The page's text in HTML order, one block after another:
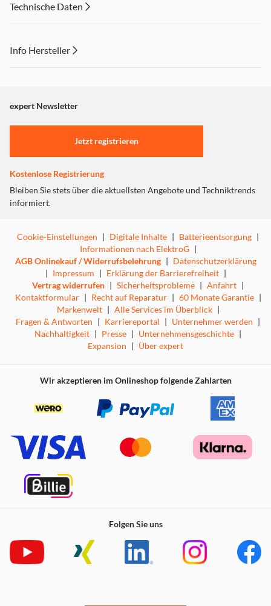
Technische Daten
Info Hersteller
"Marketing".
Einstellungen anpassen
expert Newsletter
Jetzt registrieren
Kostenlose Registrierung
Bleiben Sie stets über die aktuellsten Angebote und Techniktrends
informiert.
Cookie-Einstellungen | Digitale Inhalte | Batterieentsorgung |
Informationen nach ElektroG |
AGB Onlinekauf / Widerrufsbelehrung | Datenschutzerklärung
| Impressum | Erklärung der Barrierefreiheit |
Vertrag widerrufen | Sicherheitsprobleme | Anfahrt |
Kontaktformular | Recht auf Reparatur | 60 Monate Garantie |
Markenwelt | Alle Services im Überblick |
Fragen & Antworten | Karriereportal | Unternehmer werden |
Nachhaltigkeit | Presse | Unternehmensgeschichte |
Expansion | Über expert
Wir akzeptieren im Onlineshop folgende Zahlarten
Folgen Sie uns